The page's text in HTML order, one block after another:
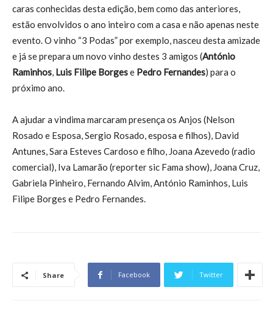
caras conhecidas desta edição, bem como das anteriores,
estão envolvidos o ano inteiro com a casa e não apenas neste
evento. O vinho “3 Podas” por exemplo, nasceu desta amizade
e já se prepara um novo vinho destes 3 amigos (António
Raminhos, Luis Filipe Borgese Pedro Fernandes) para o
próximo ano.
A ajudar a vindima marcaram presença os Anjos (Nelson
Rosado e Esposa, Sergio Rosado, esposa e filhos), David
Antunes, Sara Esteves Cardoso e filho, Joana Azevedo (radio
comercial), Iva Lamarão (reporter sic Fama show), Joana Cruz,
Gabriela Pinheiro, Fernando Alvim, António Raminhos, Luis
Filipe Borges e Pedro Fernandes.
Share Facebook Twitter